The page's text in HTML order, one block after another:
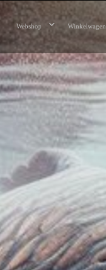
Webshop Winkelwagen